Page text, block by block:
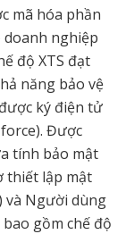
mã hóa phần
doanh nghiệp
độ XTS đạt
năng bảo vệ
ký điện tử
Được
tính bảo mật
thiết lập mật
và Người dùng
gồm chế độ